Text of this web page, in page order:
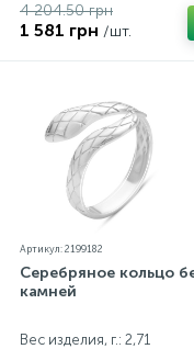
4 204.50 грн
1 581 грн /шт.
Артикул: 2199182
Серебряное кольцо
камней
Вес изделия, г.: 2,71